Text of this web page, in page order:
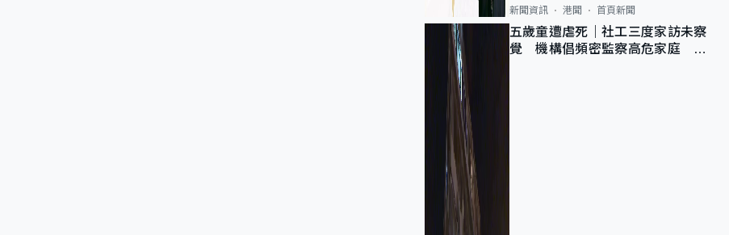
新聞資訊 港聞 首頁新聞
五歲童遭虐死｜社工三度家訪未察
覺 機構倡頻密監察高危家庭 管